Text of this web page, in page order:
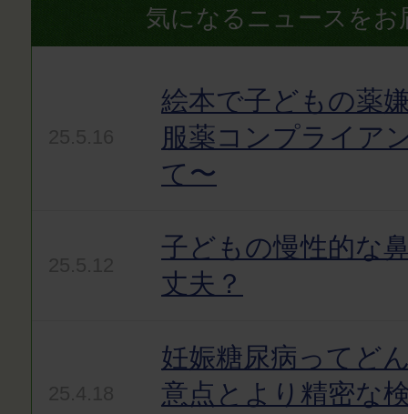
気になるニュースをお
絵本で子どもの薬
服薬コンプライア
て〜
子どもの慢性的な
丈夫？
妊娠糖尿病ってど
意点とより精密な